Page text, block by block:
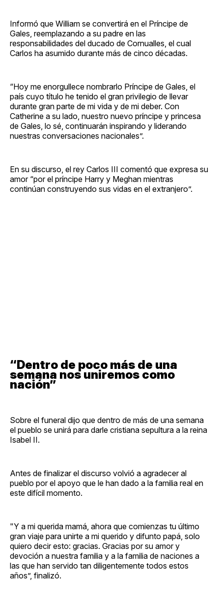
Informó que William se convertirá en el Príncipe de
Gales, reemplazando a su padre en las
responsabilidades del ducado de Cornualles, el cual
Carlos ha asumido durante más de cinco décadas.
“Hoy me enorgullece nombrarlo Príncipe de Gales, el
país cuyo título he tenido el gran privilegio de llevar
durante gran parte de mi vida y de mi deber. Con
Catherine a su lado, nuestro nuevo príncipe y princesa
de Gales, lo sé, continuarán inspirando y liderando
nuestras conversaciones nacionales”.
En su discurso, el rey Carlos III comentó que expresa su
amor “por el príncipe Harry y Meghan mientras
continúan construyendo sus vidas en el extranjero”.
“Dentro de poco más de una
semana nos uniremos como
nación”
Sobre el funeral dijo que dentro de más de una semana
el pueblo se unirá para darle cristiana sepultura a la reina
Isabel II.
Antes de finalizar el discurso volvió a agradecer al
pueblo por el apoyo que le han dado a la familia real en
este difícil momento.
"Y a mi querida mamá, ahora que comienzas tu último
gran viaje para unirte a mi querido y difunto papá, solo
quiero decir esto: gracias. Gracias por su amor y
devoción a nuestra familia y a la familia de naciones a
las que han servido tan diligentemente todos estos
años”, finalizó.